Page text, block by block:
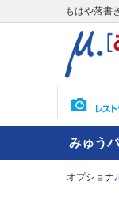
もはや落書
みゅう
オプショナ